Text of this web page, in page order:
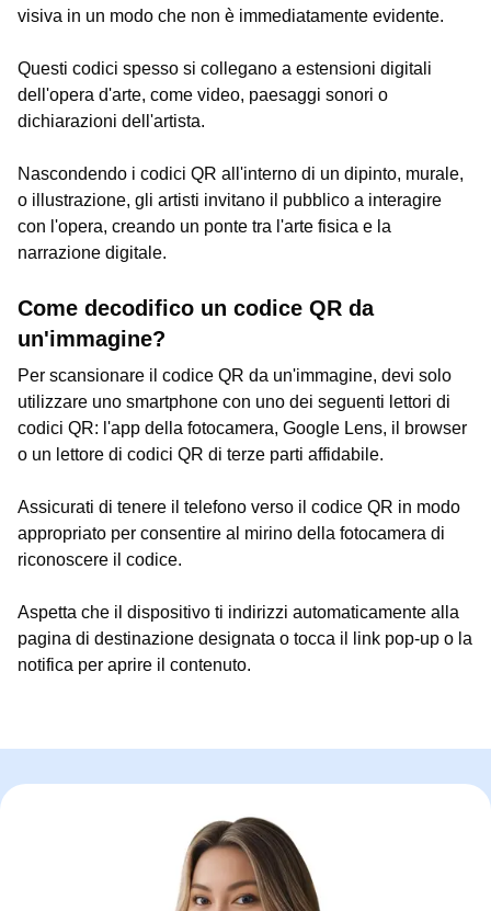
visiva in un modo che non è immediatamente evidente.
Questi codici spesso si collegano a estensioni digitali
dell'opera d'arte, come video, paesaggi sonori o
dichiarazioni dell'artista.
Nascondendo i codici QR all'interno di un dipinto, murale,
o illustrazione, gli artisti invitano il pubblico a interagire
con l'opera, creando un ponte tra l'arte fisica e la
narrazione digitale.
Come decodifico un codice QR da
un'immagine?
Per scansionare il codice QR da un'immagine, devi solo
utilizzare uno smartphone con uno dei seguenti lettori di
codici QR: l'app della fotocamera, Google Lens, il browser
o un lettore di codici QR di terze parti affidabile.
Assicurati di tenere il telefono verso il codice QR in modo
appropriato per consentire al mirino della fotocamera di
riconoscere il codice.
Aspetta che il dispositivo ti indirizzi automaticamente alla
pagina di destinazione designata o tocca il link pop-up o la
notifica per aprire il contenuto.